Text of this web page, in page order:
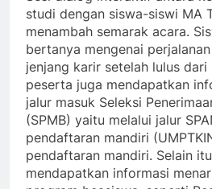
studi dengan siswa-siswi MA
menambah semarak acara.
bertanya mengenai
jenjang karir setelah lulus dari
peserta juga mendapatkan
jalur masuk Seleksi
(SPMB) yaitu melalui jalur
pendaftaran mandiri
pendaftaran mandiri. Selain
mendapatkan informasi